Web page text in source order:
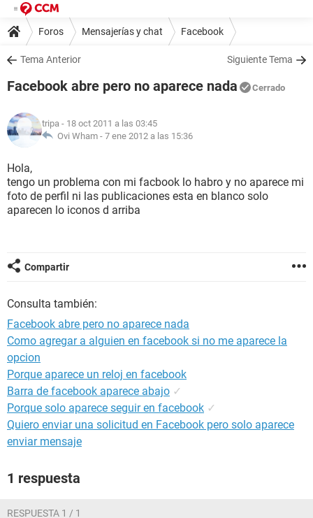
Foros Mensajerías y chat Facebook
Tema Anterior Siguiente Tema
Facebook abre pero no aparece nada Cerrado
tripa - 18 oct 2011 a las 03:45
Ovi Wham - 7 ene 2012 a las 15:36
Hola,
tengo un problema con mi facbook lo habro y no aparece mi
foto de perfil ni las publicaciones esta en blanco solo
aparecen lo iconos d arriba
Compartir
Consulta también:
Facebook abre pero no aparece nada
Como agregar a alguien en facebook si no me aparece la
opcion
Porque aparece un reloj en facebook
Barra de facebook aparece abajo ✓
Porque solo aparece seguir en facebook ✓
Quiero enviar una solicitud en Facebook pero solo aparece
enviar mensaje
1 respuesta
RESPUESTA 1 / 1